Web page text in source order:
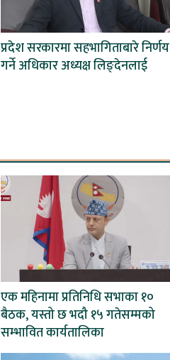
प्रदेश सरकारमा सहभागिताबारे निर्णय
गर्ने अधिकार अध्यक्ष लिङ्देनलाई
एक महिनामा प्रतिनिधि सभाका १०
बैठक, यस्तो छ भदौ १५ गतेसम्मको
सम्भावित कार्यतालिका